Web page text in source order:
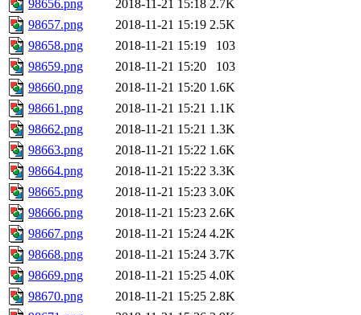
98656.png
2018-11-21 15:18 2.7K
98657.png
2018-11-21 15:19 2.5K
98658.png
2018-11-21 15:19
103
98659.png
2018-11-21 15:20
103
98660.png
2018-11-21 15:20 1.6K
98661.png
2018-11-21 15:21 1.1K
98662.png
2018-11-21 15:21 1.3K
98663.png
2018-11-21 15:22 1.6K
98664.png
2018-11-21 15:22 3.3K
98665.png
2018-11-21 15:23 3.0K
98666.png
2018-11-21 15:23 2.6K
98667.png
2018-11-21 15:24 4.2K
98668.png
2018-11-21 15:24 3.7K
98669.png
2018-11-21 15:25 4.0K
98670.png
2018-11-21 15:25 2.8K